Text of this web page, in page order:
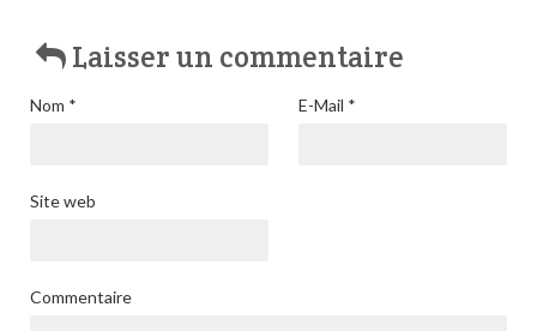
Laisser un commentaire
Nom * E-Mail *
Site web
Commentaire